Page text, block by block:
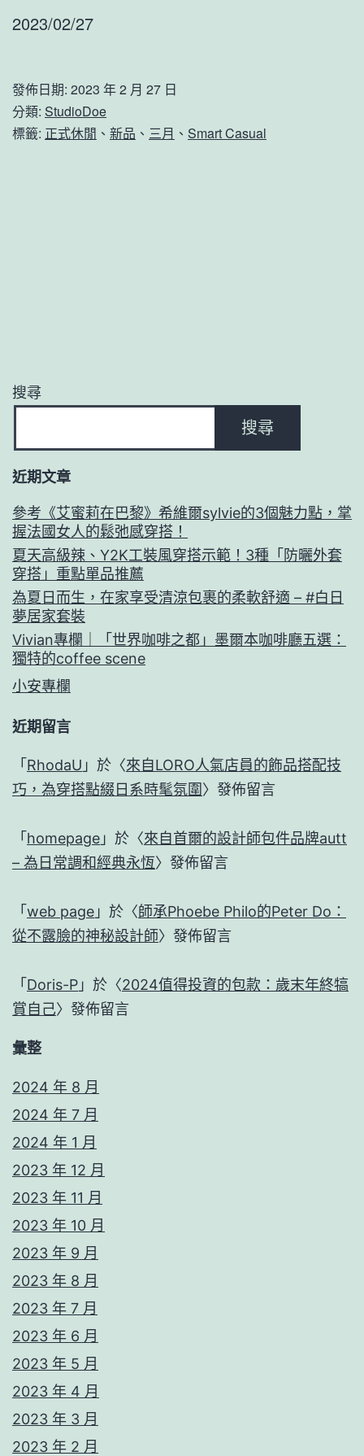
2023/02/27
發佈日期: 2023 年 2 月 27 日
分類: StudioDoe
標籤: 正式休閒 、 新品 、 三月 、 Smart Casual
搜尋
搜尋
近期文章
參考《艾蜜莉在巴黎》希維爾sylvie的3個魅力點，掌
握法國女人的鬆弛感穿搭！
夏天高級辣、Y2K工裝風穿搭示範！3種「防曬外套
穿搭」重點單品推薦
為夏日而生，在家享受清涼包裹的柔軟舒適 – #白日
夢居家套裝
Vivian專欄｜「世界咖啡之都」墨爾本咖啡廳五選：
獨特的coffee scene
小安專欄
近期留言
「RhodaU 」於〈來自LORO人氣店員的飾品搭配技
巧，為穿搭點綴日系時髦氛圍〉發佈留言
「homepage 」於〈來自首爾的設計師包件品牌autt
– 為日常調和經典永恆〉發佈留言
「web page 」於〈師承Phoebe Philo的Peter Do：
從不露臉的神秘設計師〉發佈留言
「Doris-P 」於〈2024值得投資的包款：歲末年終犒
賞自己〉發佈留言
彙整
2024 年 8 月
2024 年 7 月
2024 年 1 月
2023 年 12 月
2023 年 11 月
2023 年 10 月
2023 年 9 月
2023 年 8 月
2023 年 7 月
2023 年 6 月
2023 年 5 月
2023 年 4 月
2023 年 3 月
2023 年 2 月